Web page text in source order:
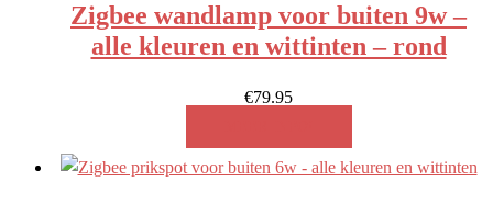
Zigbee wandlamp voor buiten 9w –
alle kleuren en wittinten – rond
€79.95